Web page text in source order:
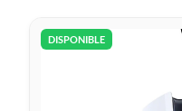
DISPONIBLE